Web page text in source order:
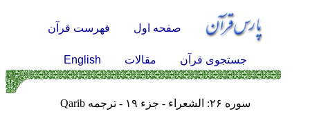
صفحه اول فهرست قرآن
جستجوی قرآن مقالات English
سوره ۲۶: الشعراء - جزء ۱۹ - ترجمه Qarib